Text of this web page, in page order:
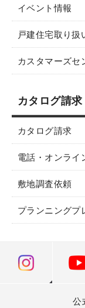
イベント情報
戸建住宅取り扱
カスタマーズセ
カタログ請
カタログ請求
電話・オンライ
敷地調査依頼
プランニングプ
公